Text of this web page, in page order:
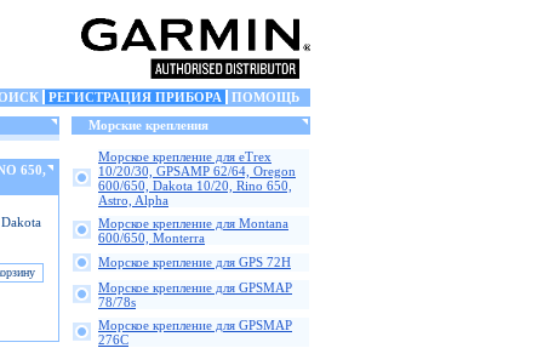
РЕГИСТРАЦИЯ ПРИБОРА
ПОМОЩЬ
650,
Морские крепления
Морское крепление для eTrex
10/20/30, GPSAMP 62/64, Oregon
600/650, Dakota 10/20, Rino 650,
Astro, Alpha
Морское крепление для Montana
600/650, Monterra
Морское крепление для GPS 72H
Морское крепление для GPSMAP
78/78s
Морское крепление для GPSMAP
276C